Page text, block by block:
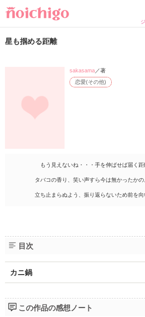
星も掴める距離
恋愛(その他)
sakasama／著
もう見えないね・・・手を伸ばせば届く
タバコの香り、笑い声すら今は無かったか
立ち止まらぬよう、振り返らないため前を向
目次
カニ鍋
この作品の感想ノート